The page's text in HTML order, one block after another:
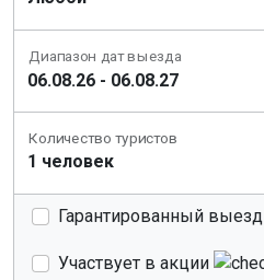
Диапазон дат выезда
Количество туристов
Гарантированный выезд
Участвует в акции